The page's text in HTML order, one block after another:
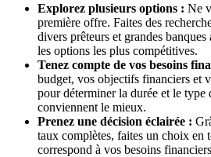
Explorez plusieurs options : Ne
première offre. Faites des
divers prêteurs et grandes
les options les plus compétitives.
Tenez compte de vos besoins
budget, vos objectifs financiers et
pour déterminer la durée et le type
conviennent le mieux.
Prenez une décision éclairée :
taux complètes, faites un choix en
correspond à vos besoins